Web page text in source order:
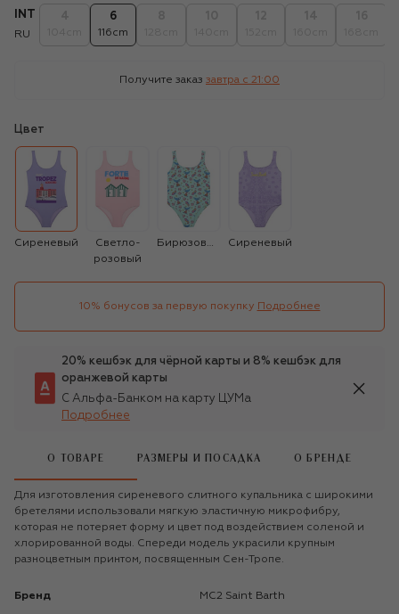
INT
RU
6
116cm
Получите заказ завтра c 21:00
Цвет
Сиреневый
Светло-
розовый
Бирюзовый Сиреневый
10% бонусов за первую покупку Подробнее
20% кешбэк для чёрной карты и 8% кешбэк для
оранжевой карты
С Альфа-Банком на карту ЦУМа
Подробнее
О ТОВАРЕ РАЗМЕРЫ И ПОСАДКА О БРЕНДЕ
Для изготовления сиреневого слитного купальника с широкими
бретелями использовали мягкую эластичную микрофибру,
которая не потеряет форму и цвет под воздействием соленой и
хлорированной воды. Спереди модель украсили крупным
разноцветным принтом, посвященным Сен-Тропе.
Бренд MC2 Saint Barth